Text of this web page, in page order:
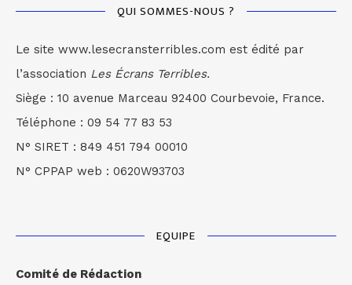
QUI SOMMES-NOUS ?
Le site www.lesecransterribles.com est édité par
l’association Les Écrans Terribles.
Siège : 10 avenue Marceau 92400 Courbevoie, France.
Téléphone : 09 54 77 83 53
N° SIRET : 849 451 794 00010
N° CPPAP web : 0620W93703
EQUIPE
Comité de Rédaction